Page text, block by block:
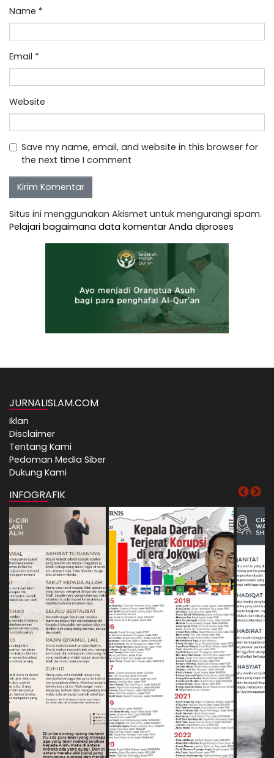
Name *
Email *
Website
Save my name, email, and website in this browser for
the next time I comment
Situs ini menggunakan Akismet untuk mengurangi spam.
Pelajari bagaimana data komentar Anda diproses
JURNALISLAM.COM
Iklan
Disclaimer
Tentang Kami
Pedoman Media Siber
Dukung Kami
INFOGRAFIK